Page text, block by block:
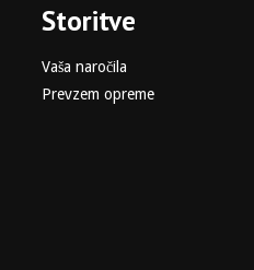
Storitve
Vaša naročila
Prevzem opreme